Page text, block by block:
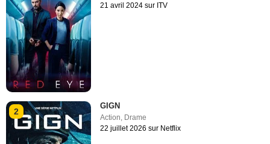
21 avril 2024 sur ITV
2
GIGN
Action Drame
22 juillet 2026 sur Netflix